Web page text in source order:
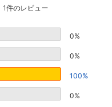
3
1件のレビュー
0%
0%
100%
0%